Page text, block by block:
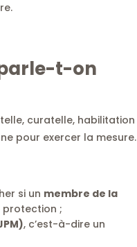
t-on
curatelle, habilitation
pour exercer la mesure.
si un membre de la
protection ;
, c’est-à-dire un